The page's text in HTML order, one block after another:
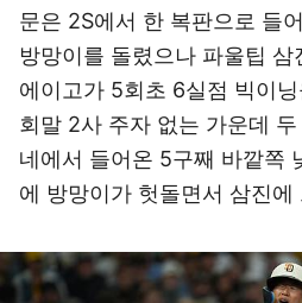
문은 2S에서 한 복판으로 들
방망이를 돌렸으나 파울팁 삼
에이고가 5회초 6실점 빅이
회말 2사 주자 없는 가운데
네에서 들어온 5구째 바깥쪽
에 방망이가 헛돌면서 삼진에